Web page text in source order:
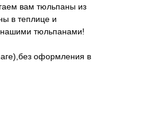
вам тюльпаны из
в теплице и
нашими тюльпанами!
оформления в